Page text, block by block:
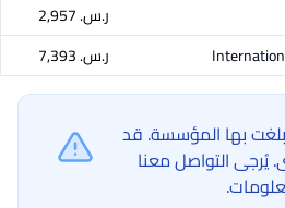
ر.س.‏ 2,957
ر.س.‏ 7,393
بها المؤسسة. قد
يُرجى التواصل معنا